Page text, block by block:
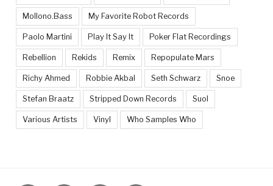
Mollono.Bass My Favorite Robot Records
Paolo Martini Play It Say It Poker Flat Recordings
Rebellion Rekids Remix Repopulate Mars
Richy Ahmed Robbie Akbal Seth Schwarz Snoe
Stefan Braatz Stripped Down Records Suol
Various Artists Vinyl Who Samples Who